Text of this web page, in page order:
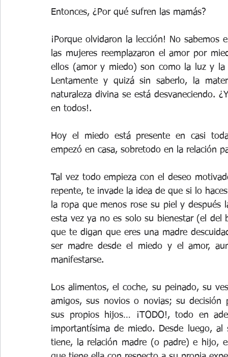
Entonces, ¿Por qué sufren las mamás?
¡Porque olvidaron la lección! No
las mujeres reemplazaron el amor por
ellos (amor y miedo) son como la luz y
Lentamente y quizá sin saberlo, la
naturaleza divina se está desvaneciendo.
en todos!.
Hoy el miedo está presente en casi
empezó en casa, sobretodo en la relación
Tal vez todo empieza con el deseo
repente, te invade la idea de que si lo
la ropa que menos rose su piel y después
esta vez ya no es solo su bienestar (el del
que te digan que eres una madre
ser madre desde el miedo y el amor,
manifestarse.
Los alimentos, el coche, su peinado, su
amigos, sus novios o novias; su decisión
sus propios hijos… ¡TODO!, todo en
importantísima de miedo. Desde luego,
tiene, la relación madre (o padre) e hijo,